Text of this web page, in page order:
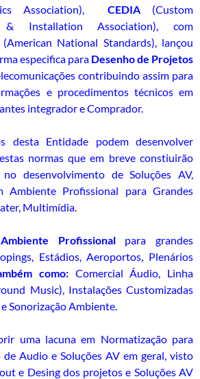
Association), CEDIA (Custom
& Installation Association), com
(American National Standards), lançou
especifica para Desenho de Projetos
contribuindo assim para
e procedimentos técnicos em
integrador e Comprador.
desta Entidade podem desenvolver
normas que em breve constiuirão
desenvolvimento de Soluções AV,
Ambiente Profissional para Grandes
Multimídia.
Profissionalpara grandes
Estádios, Aeroportos, Plenários
como:Comercial Áudio, Linha
Music), Instalações Customizadas
Sonorização Ambiente.
uma lacuna em Normatização para
Audio e Soluções AV em geral, visto
e Desing dos projetos e Soluções AV